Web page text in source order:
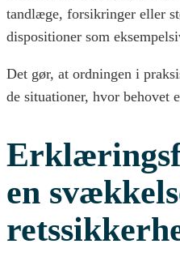
tandlæge, forsikringer eller
dispositioner som
Det gør, at ordningen i
de situationer, hvor behovet
en